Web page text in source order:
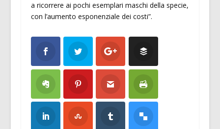
a ricorrere ai pochi esemplari maschi della specie,
con l’aumento esponenziale dei costi”.